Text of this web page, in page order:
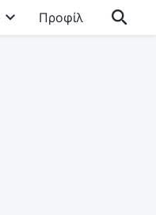
Προφίλ